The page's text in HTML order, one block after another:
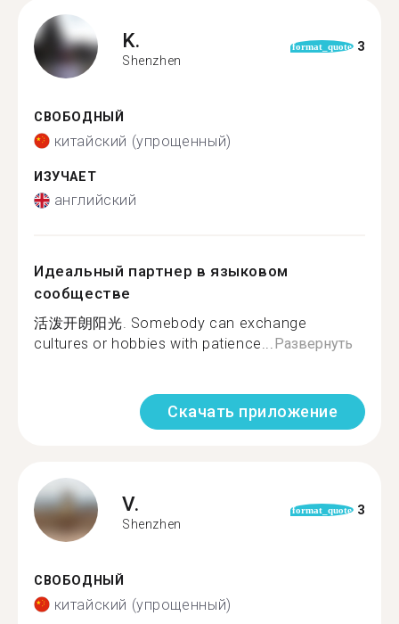
K.
Shenzhen
format_quote 3
СВОБОДНЫЙ
китайский (упрощенный)
ИЗУЧАЕТ
английский
Идеальный партнер в языковом
сообществе
活泼开朗阳光. Somebody can exchange
cultures or hobbies with patience...Развернуть
Скачать приложение
V.
Shenzhen
format_quote 3
СВОБОДНЫЙ
китайский (упрощенный)